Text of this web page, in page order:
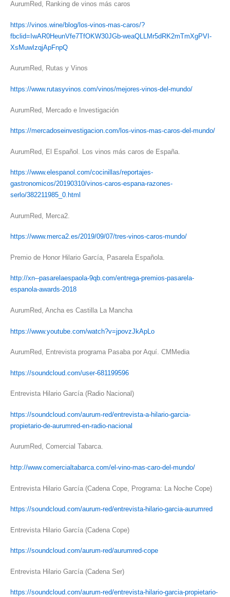
AurumRed, Ranking de vinos más caros
https://vinos.wine/blog/los-vinos-mas-caros/?
fbclid=IwAR0HeunVfe7TfOKW30JGb-weaQLLMr5dRK2mTmXgPVI-
XsMuwIzqjApFnpQ
AurumRed, Rutas y Vinos
https://www.rutasyvinos.com/vinos/mejores-vinos-del-mundo/
AurumRed, Mercado e Investigación
https://mercadoseinvestigacion.com/los-vinos-mas-caros-del-mundo/
AurumRed, El Español. Los vinos más caros de España.
https://www.elespanol.com/cocinillas/reportajes-
gastronomicos/20190310/vinos-caros-espana-razones-
serlo/382211985_0.html
AurumRed, Merca2.
https://www.merca2.es/2019/09/07/tres-vinos-caros-mundo/
Premio de Honor Hilario García, Pasarela Española.
http://xn--pasarelaespaola-9qb.com/entrega-premios-pasarela-
espanola-awards-2018
AurumRed, Ancha es Castilla La Mancha
https://www.youtube.com/watch?v=jpovzJkApLo
AurumRed, Entrevista programa Pasaba por Aquí. CMMedia
https://soundcloud.com/user-681199596
Entrevista Hilario García (Radio Nacional)
https://soundcloud.com/aurum-red/entrevista-a-hilario-garcia-
propietario-de-aurumred-en-radio-nacional
AurumRed, Comercial Tabarca.
http://www.comercialtabarca.com/el-vino-mas-caro-del-mundo/
Entrevista Hilario García (Cadena Cope, Programa: La Noche Cope)
https://soundcloud.com/aurum-red/entrevista-hilario-garcia-aurumred
Entrevista Hilario García (Cadena Cope)
https://soundcloud.com/aurum-red/aurumred-cope
Entrevista Hilario García (Cadena Ser)
https://soundcloud.com/aurum-red/entrevista-hilario-garcia-propietario-